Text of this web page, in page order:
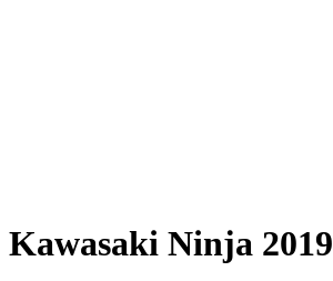
Kawasaki Ninja 2019